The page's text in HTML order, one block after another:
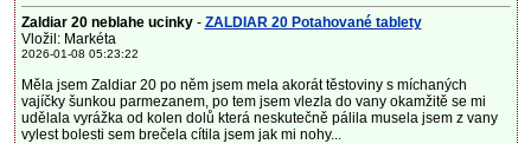
Zaldiar 20 neblahe ucinky- ZALDIAR 20 Potahované tablety
Vložil: Markéta
2026-01-08 05:23:22
Měla jsem Zaldiar 20 po něm jsem mela akorát těstoviny s míchaných
vajíčky šunkou parmezanem, po tem jsem vlezla do vany okamžitě se mi
udělala vyrážka od kolen dolů která neskutečně pálila musela jsem z vany
vylest bolesti sem brečela cítila jsem jak mi nohy...